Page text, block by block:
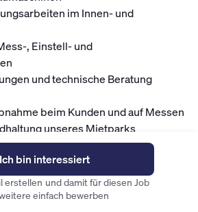
im Innen- und
, Einstell- und
und technische Beratung
beim Kunden und auf Messen
unseres Mietparks
von Deutschlands größtem
& Eichinger Rückewagenwelt
Ich bin interessiert
erstellen und damit für diesen Job
einfach bewerben